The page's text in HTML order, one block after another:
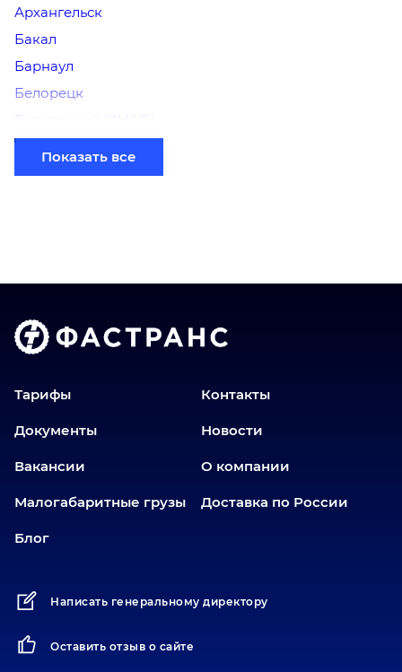
Архангельск
Бакал
Барнаул
Белорецк
Белоярский (ХМАО)
Березники
Бийск
Волгоград
Донецк
Еманжелинск
Заводоуковск
Златоуст
Иваново
Казань
Калининград
Карабаш
Показать все
Тарифы Контакты
Документы Новости
Вакансии О компании
Малогабаритные грузы Доставка по России
Блог
Написать генеральному директору
Оставить отзыв о сайте